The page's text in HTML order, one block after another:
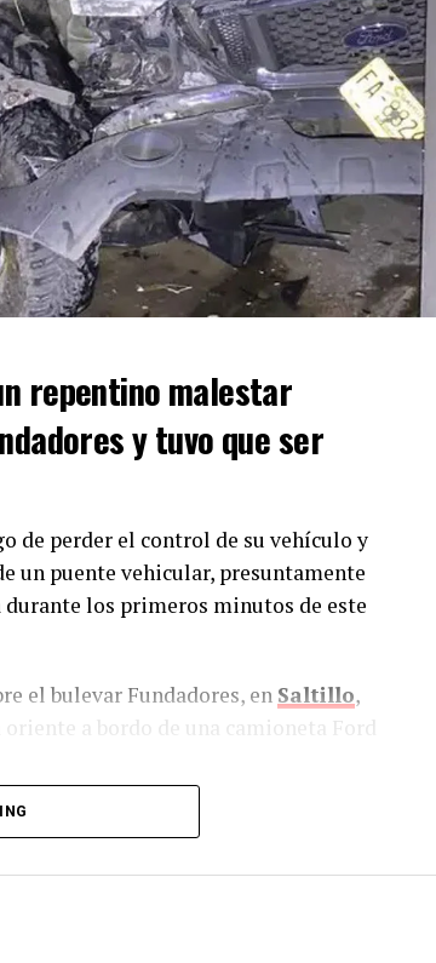
repentino malestar
y tuvo que ser
de perder el control de su vehículo y
un puente vehicular, presuntamente
los primeros minutos de este
el bulevar Fundadores, en Saltillo,
a bordo de una camioneta Ford
ubicado en el cruce con el bulevar
de la unidad sin lograr detenerse a